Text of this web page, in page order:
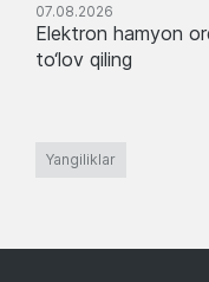
07.08.2026
Elektron hamyon
to‘lov qiling
Yangiliklar